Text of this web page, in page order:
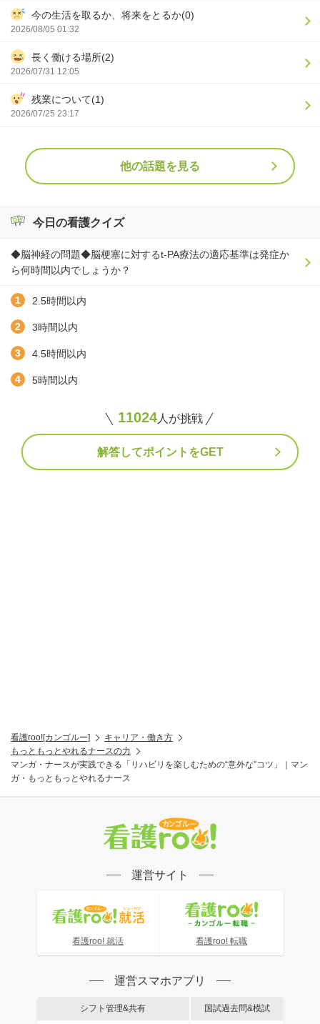
今の生活を取るか、将来をとるか(0)
2026/08/05 01:32
長く働ける場所(2)
2026/07/31 12:05
残業について(1)
2026/07/25 23:17
他の話題を見る
今日の看護クイズ
◆脳神経の問題◆脳梗塞に対するt-PA療法の適応基準は発症か
ら何時間以内でしょうか？
2.5時間以内
3時間以内
4.5時間以内
5時間以内
11024人が挑戦
解答してポイントをGET
看護roo![カンゴルー]
キャリア・働き方
もっともっとやれるナースの力
マンガ・ナースが実践できる「リハビリを楽しむための“意外な”コツ」｜マン
ガ・もっともっとやれるナース
運営サイト
看護roo! 就活 看護roo! 転職
運営スマホアプリ
シフト管理&共有 国試過去問&模試